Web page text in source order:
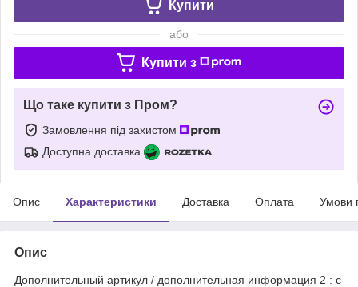
Купити
або
Купити з
Що таке купити з Пром?
Замовлення під захистом
Доступна доставка
Опис Характеристики Доставка Оплата Умови
Опис
Дополнительный артикул / дополнительная информация 2 : с